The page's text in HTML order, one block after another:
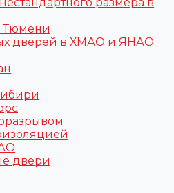
Тюмени
дверей в ХМАО и ЯНАО
двери